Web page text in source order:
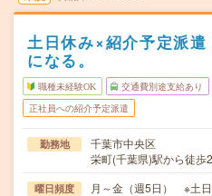
土日休み×紹介予定派
になる。
職種未経験OK 交通費別途支給あり
正社員への紹介予定派遣
勤務地
千葉市中央区
栄町(千葉県)駅から徒歩
曜日頻度 月～金（週5日） ※土日